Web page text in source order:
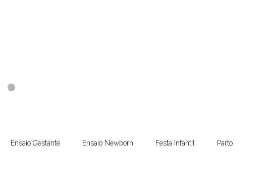
Ensaio Gestante Ensaio Newborn Festa Infantil Parto